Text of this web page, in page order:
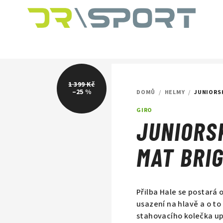
DOMŮ / HELMY /
GIRO
MAT
Přilba Hale se postará
usazení na hlavě a o
stahovacího kolečka
1 399 Kč
–25 %